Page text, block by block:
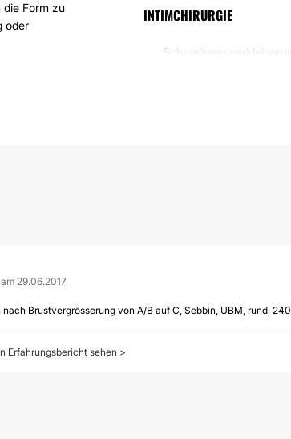
die Form zu
oder
Neben Dr.
und
von
Hinter
INTIMCHIRURGIE
29.06.2017
nach Brustvergrösserung von A/B auf C, Sebbin, UBM, rund,
Erfahrungsbericht sehen >